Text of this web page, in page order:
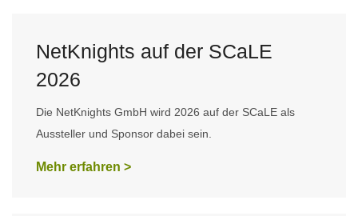
NetKnights auf der SCaLE
2026
Die NetKnights GmbH wird 2026 auf der SCaLE als
Aussteller und Sponsor dabei sein.
Mehr erfahren >